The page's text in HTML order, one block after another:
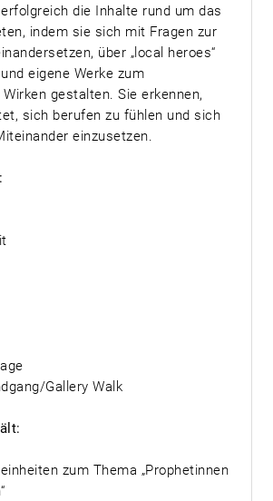
die Inhalte rund um das
indem sie sich mit Fragen zur
über „local heroes“
eigene Werke zum
gestalten. Sie erkennen,
sich berufen zu fühlen und sich
einzusetzen.
Gallery Walk
zum Thema „Prophetinnen